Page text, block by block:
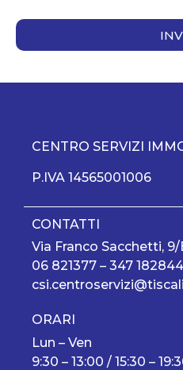
CENTRO SERVIZI
P.IVA 14565001006
CONTATTI
Via Franco Sacchetti, 9/
06 821377 – 347
ORARI
Lun – Ven
9:30 – 13:00 / 15:30 –